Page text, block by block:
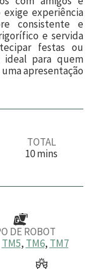
exige experiência
consistente e
e servida
festas ou
ideal para quem
apresentação
TOTAL
10m
u
mins
DE ROBOT
TM5, TM6, TM7